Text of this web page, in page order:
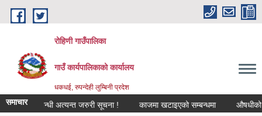
Skip to main content
रोहिणी गाउँपालिका
गाउँ कार्यपालिकाको कार्यालय
धकधई, रुपन्देही लुम्बिनी प्रदेश
समाचारसम्बन्धी अत्यन्त जरुरी सूचना ! काजमा खटाइएको सम्बन्धमा औषधीको